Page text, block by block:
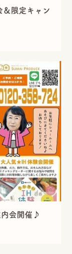
＆限定キャン
内会開催♪